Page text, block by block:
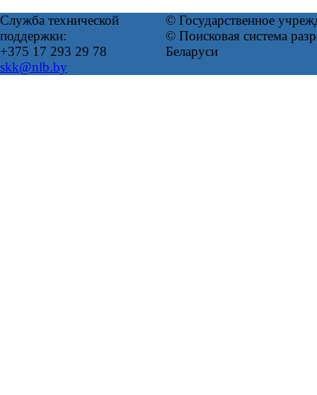
Служба технической
поддержки:
+375 17 293 29 78
skk@nlb.by
© Государственное
© Поисковая система
Беларуси